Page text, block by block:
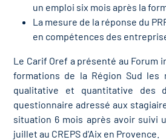
un emploi six mois après la
La mesure de la réponse du
en compétences des
Le Carif Oref a présenté au Forum
formations de la Région Sud les
qualitative et quantitative des
questionnaire adressé aux
situation 6 mois après avoir suivi
juillet au CREPS d'Aix en Provence.